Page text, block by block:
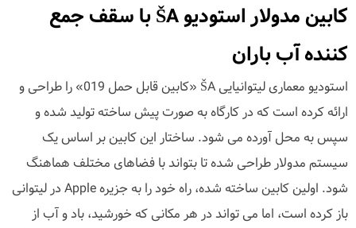
کابین مدولار استودیو ŠA با سقف جمع
کننده آب باران
استودیو معماری لیتوانیایی ŠA «کابین قابل حمل 019» را طراحی و
ارائه کرده است که در کارگاه به صورت پیش ساخته تولید شده و
سپس به محل آورده می شود. ساختار این کابین بر اساس یک
سیستم مدولار طراحی شده تا بتواند با فضاهای مختلف هماهنگ
شود. اولین کابین ساخته شده، راه خود را به جزیره Apple در لیتوانی
باز کرده است، اما می تواند در هر مکانی که خورشید، باد و آب از